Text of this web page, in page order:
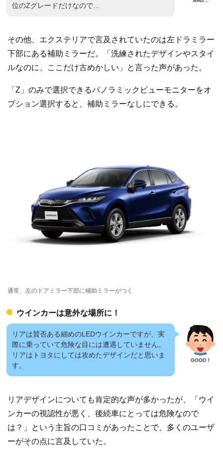
位のZグレードだけなので…
その他、エクステリアで言及されていたのは左ドラミラー
下部にある補助ミラーだ。「洗練されたデザインやスタイ
ルなのに、ここだけ古めかしい」と言った声があった。
「Z」のみで選択できるパノラミックビューモニターをオ
プション選択すると、補助ミラーなしにできる。
通常、左のドアミラー下部に補助ミラーがつく
ウインカーは意外な場所に！
リアは賛否ある細めのLEDウインカーですが、実
際に乗っていて危険な目には遭遇していません。
リアはトヨタにしては攻めたデザインだと思いま
す。
リアデザインについても肯定的な声が多かったが、「ウイ
ンカーの視認性が悪く、後続車にとっては危険なので
は？」という主旨の口コミがあったことで、多くのユーザ
ーがその点に言及していた。